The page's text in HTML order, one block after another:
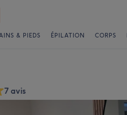
& PIEDS ÉPILATION CORPS
7 avis